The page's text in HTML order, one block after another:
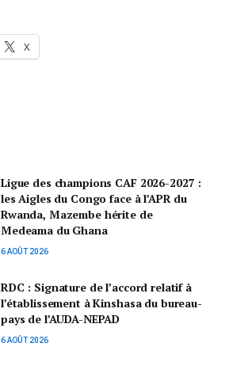
X
Ligue des champions CAF 2026-2027 :
les Aigles du Congo face à l’APR du
Rwanda, Mazembe hérite de
Medeama du Ghana
6 AOÛT 2026
RDC : Signature de l’accord relatif à
l’établissement à Kinshasa du bureau-
pays de l’AUDA-NEPAD
6 AOÛT 2026